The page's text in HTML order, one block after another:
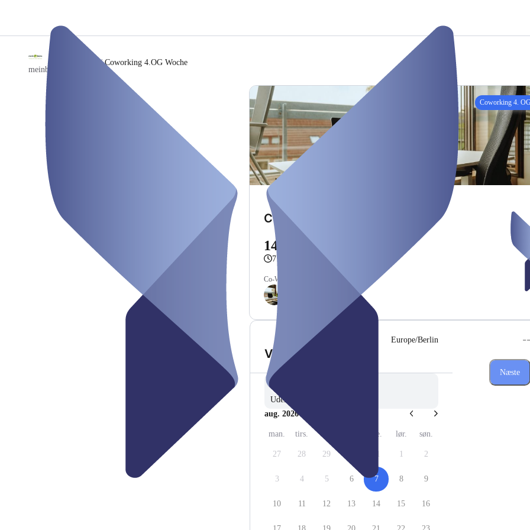
meinbuero Hamburg
/Coworking 4.OG Woche
Coworking 4.
Coworking 4.OG Woche
149,00 €
7 dage
Co-Working Spaces
Vælg dato
Europe/Berlin
Uden præference
aug. 2026
man. tirs. ons. fre. lør. søn.
27 28 29 31 1 2
3 4 5 6 7 8 9
10 11 12 13 14 15 16
--
Næste